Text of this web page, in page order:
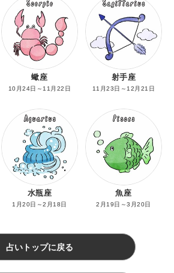
蠍座
10月24日～11月22日
射手座
11月23日～12月21日
水瓶座
1月20日～2月18日
魚座
2月19日～3月20日
占いトップに戻る